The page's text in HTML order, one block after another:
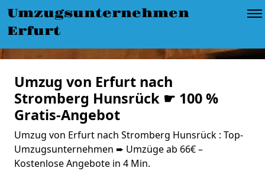
Umzugsunternehmen
Erfurt
Umzug von Erfurt nach
Stromberg Hunsrück ☛ 100 %
Gratis-Angebot
Umzug von Erfurt nach Stromberg Hunsrück : Top-
Umzugsunternehmen ➨ Umzüge ab 66€ –
Kostenlose Angebote in 4 Min.